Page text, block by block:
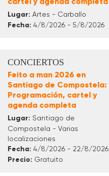
Lugar: Artes - Carballo
Fecha: 4/8/2026 - 5/8/2026
CONCIERTOS
Feito a man 2026 en
Santiago de Compostela:
Programación, cartel y
agenda completa
Lugar: Santiago de
Compostela - Varias
localizaciones
Fecha: 4/8/2026 - 22/8/2026
Precio: Gratuito